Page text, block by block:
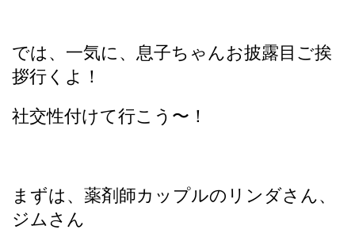
では、一気に、息子ちゃんお披露目ご挨
拶行くよ！
社交性付けて行こう〜！
まずは、薬剤師カップルのリンダさん、
ジムさん